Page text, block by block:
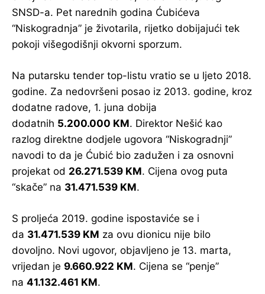
SNSD-a. Pet narednih godina Ćubićeva
“Niskogradnja” je životarila, rijetko dobijajući tek
pokoji višegodišnji okvorni sporzum.
Na putarsku tender top-listu vratio se u ljeto 2018.
godine. Za nedovršeni posao iz 2013. godine, kroz
dodatne radove, 1. juna dobija
dodatnih 5.200.000 KM. Direktor Nešić kao
razlog direktne dodjele ugovora “Niskogradnji”
navodi to da je Ćubić bio zadužen i za osnovni
projekat od 26.271.539 KM. Cijena ovog puta
“skače” na 31.471.539 KM.
S proljeća 2019. godine ispostaviće se i
da 31.471.539 KM za ovu dionicu nije bilo
dovoljno. Novi ugovor, objavljeno je 13. marta,
vrijedan je 9.660.922 KM. Cijena se “penje”
na 41.132.461 KM.